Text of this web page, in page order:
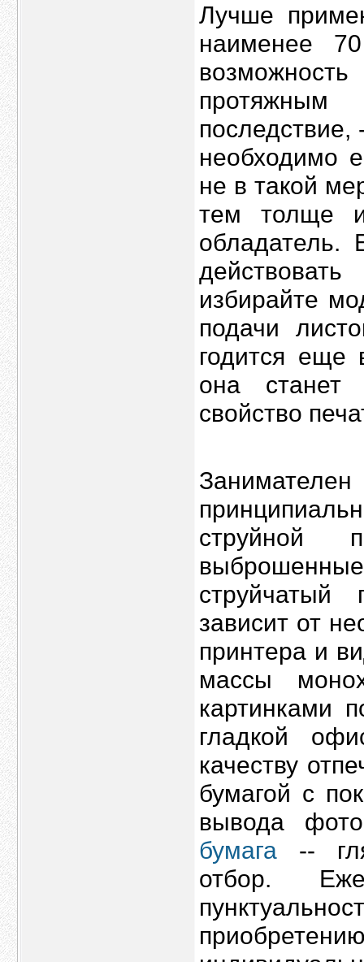
Лучше
наименее
протяжным
последствие,
необходимо
не в такой
тем толще
обладатель.
избирайте
подачи
годится еще
она станет
свойство
струйной
струйчатый
зависит от
принтера и
массы
картинками
гладкой
качеству
бумагой с
вывода
бумага --
отбор.